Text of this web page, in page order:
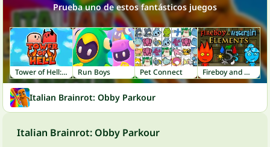
Prueba uno de estos fantásticos juegos
Tower of Hell: Obby Blox Run Boys Pet Connect Fireboy and Watergirl 5: Elements
Italian Brainrot: Obby Parkour
Italian Brainrot: Obby Parkour